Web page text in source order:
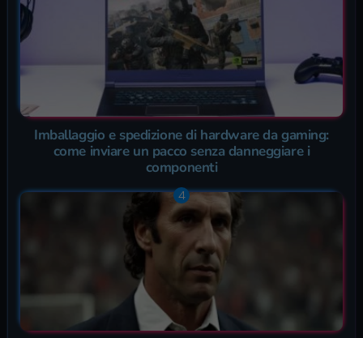
Imballaggio e spedizione di hardware da gaming:
come inviare un pacco senza danneggiare i
componenti